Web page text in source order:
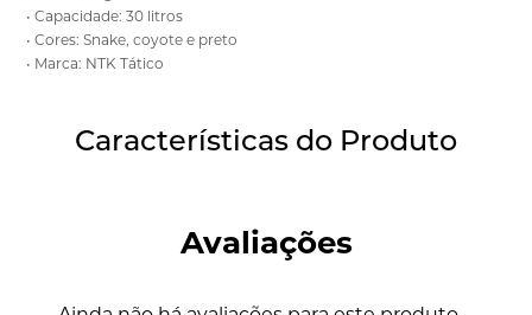
• Capacidade: 30 litros
• Cores: Snake, coyote e preto
• Marca: NTK Tático
Características do Produto
Avaliações